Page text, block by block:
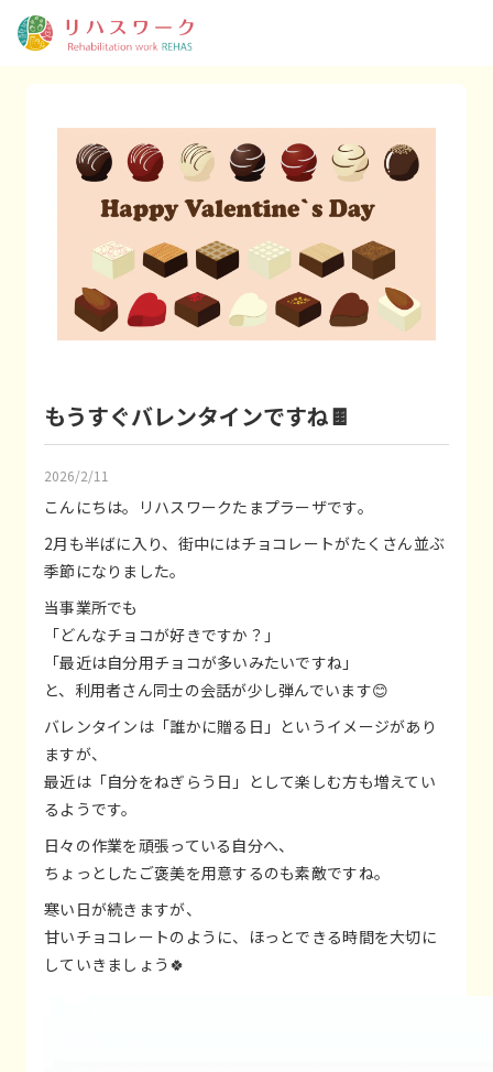
もうすぐバレンタインですね🍫
2026/2/11
こんにちは。リハスワークたまプラーザです。
2月も半ばに入り、街中にはチョコレートがたくさん並ぶ
季節になりました。
当事業所でも
「どんなチョコが好きですか？」
「最近は自分用チョコが多いみたいですね」
と、利用者さん同士の会話が少し弾んでいます😊
バレンタインは「誰かに贈る日」というイメージがあり
ますが、
最近は「自分をねぎらう日」として楽しむ方も増えてい
るようです。
日々の作業を頑張っている自分へ、
ちょっとしたご褒美を用意するのも素敵ですね。
寒い日が続きますが、
甘いチョコレートのように、ほっとできる時間を大切に
していきましょう🍀